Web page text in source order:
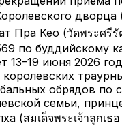
дворца
Пра Кео (วัดพระศรีรั
по буддийскому
13–19 июня 2026
обрядов по
семьи,
(สมเด็จพระเจ้าลูกเธ